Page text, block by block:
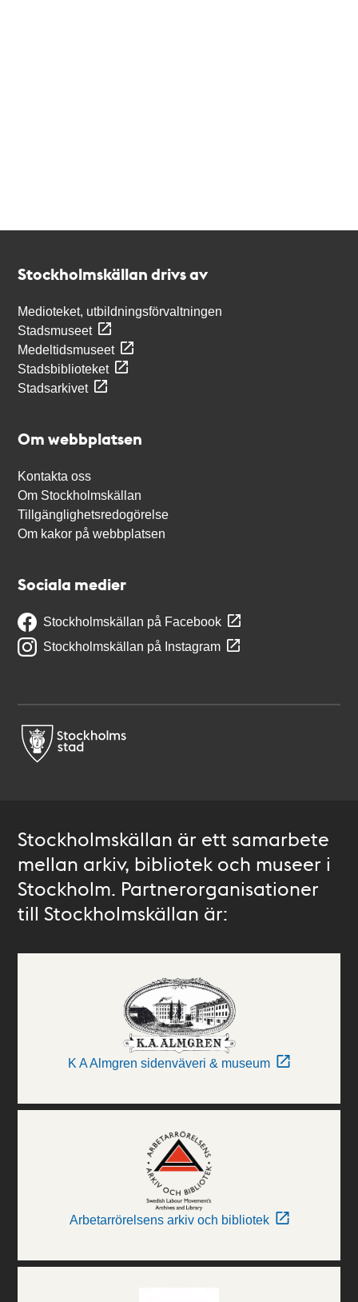
Stockholmskällan drivs av
Medioteket, utbildningsförvaltningen
Stadsmuseet
Medeltidsmuseet
Stadsbiblioteket
Stadsarkivet
Om webbplatsen
Kontakta oss
Om Stockholmskällan
Tillgänglighetsredogörelse
Om kakor på webbplatsen
Sociala medier
Stockholmskällan på Facebook
Stockholmskällan på Instagram
Stockholmskällan är ett samarbete
mellan arkiv, bibliotek och museer i
Stockholm. Partnerorganisationer
till Stockholmskällan är:
K A Almgren sidenväveri & museum
Arbetarrörelsens arkiv och bibliotek